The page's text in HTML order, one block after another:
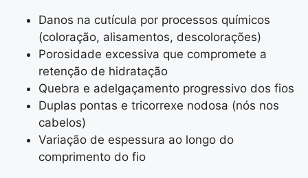
Danos na cutícula por processos químicos
(coloração, alisamentos, descolorações)
Porosidade excessiva que compromete a
retenção de hidratação
Quebra e adelgaçamento progressivo dos fios
Duplas pontas e tricorrexe nodosa (nós nos
cabelos)
Variação de espessura ao longo do
comprimento do fio